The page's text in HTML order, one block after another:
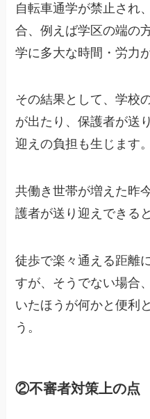
自転車通学が禁止され
合、例えば学区の端の
学に多大な時間・労力
その結果として、学校
が出たり、保護者が送
迎えの負担も生じます。
共働き世帯が増えた昨
護者が送り迎えできる
徒歩で楽々通える距離
すが、そうでない場合
いたほうが何かと便利
う。
②不審者対策上の点